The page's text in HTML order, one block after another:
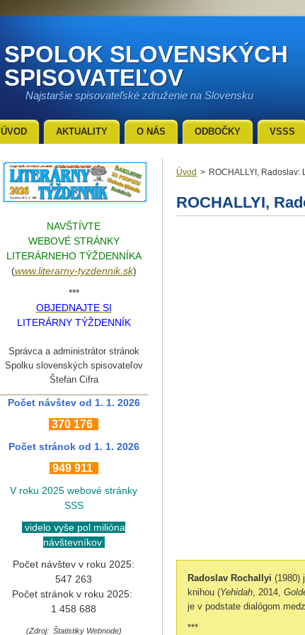
SPOLOK SLOVENSKÝCH
SPISOVATEĽOV
Najstaršie spisovateľské združenie na Slovensku
Úvod > ROCHALLYI, Radoslav:
ROCHALLYI,
Radoslav Rochallyi (1980)
knihou (Yehidah, 2014,
je v podstate dialógom
***
NAVŠTÍVTE
WEBOVÉ STRÁNKY
LITERÁRNEHO TÝŽDENNÍKA
(www.literarny-tyzdennik.sk)
***
OBJEDNAJTE SI
LITERÁRNY TÝŽDENNÍK
Správca a administrátor stránok
Spolku slovenských spisovateľov
Štefan Cifra
Počet návštev od 1. 1. 2026
370 176
Počet stránok od 1. 1. 2026
949 911
V roku 2025 webové stránky
SSS
videlo vyše pol milióna
návštevníkov
Počet návštev v roku 2025:
547 263
Počet stránok v roku 2025:
1 458 688
(Zdroj: Štatistiky Webnode)
ÚVOD AKTUALITY O NÁS ODBOČKY VSSS